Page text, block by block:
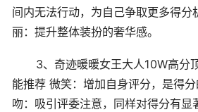
间内无法行动，为自己争取更多得分
丽：提升整体装扮的奢华感。
3、奇迹暖暖女王大人10W高分
能推荐 微笑：增加自身评分，是得
吻：吸引评委注意，同样对得分有显